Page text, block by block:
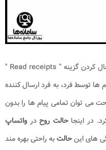
کردن گزینه " Read receipts
"
ها توسط فرد، به فرد ارسال کننده
می توان تمامی پیام ها را بدون
در اینجاحالت روحدر واتساپ
های اینحالتبه راحتی بهره مند